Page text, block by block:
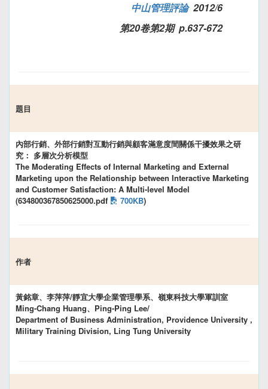
中山管理評論2012/6
第20卷第2期 p.637-672
題目
內部行銷、外部行銷對互動行銷與顧客滿意度間關係干擾效果之研
究： 多層次分析模型
The Moderating Effects of Internal Marketing and External
Marketing upon the Relationship between Interactive Marketing
and Customer Satisfaction: A Multi-level Model
(634800367850625000.pdf
700KB)
作者
黃銘章、李萍萍/靜宜大學企業管理學系、嶺東科技大學軍訓室
Ming-Chang Huang、Ping-Ping Lee/
Department of Business Administration, Providence University ,
Military Training Division, Ling Tung University